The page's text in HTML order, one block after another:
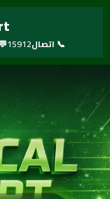
تخطي
📞 اتصال15912